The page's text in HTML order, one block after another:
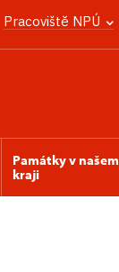
Pracoviště NPÚ
Památky v našem
kraji